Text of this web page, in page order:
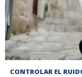
CONTROLAR EL